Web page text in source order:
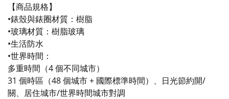
【商品規格】
•錶殼與錶圈材質：樹脂
•玻璃材質：樹脂玻璃
•生活防水
•世界時間：
多重時間（4 個不同城市）
31 個時區（48 個城市 + 國際標準時間）、日光節約開/
關、居住城市/世界時間城市對調